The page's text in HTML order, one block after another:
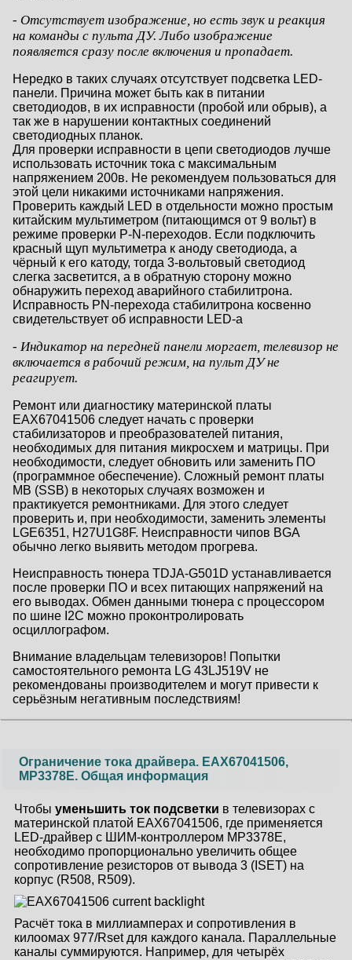
- Отсутствует изображение, но есть звук и реакция
на команды с пульта ДУ. Либо изображение
появляется сразу после включения и пропадает.
Нередко в таких случаях отсутствует подсветка LED-
панели. Причина может быть как в питании
светодиодов, в их исправности (пробой или обрыв), а
так же в нарушении контактных соединений
светодиодных планок.
Для проверки исправности в цепи светодиодов лучше
использовать источник тока с максимальным
напряжением 200в. Не рекомендуем пользоваться для
этой цели никакими источниками напряжения.
Проверить каждый LED в отдельности можно простым
китайским мультиметром (питающимся от 9 вольт) в
режиме проверки P-N-переходов. Если подключить
красный щуп мультиметра к аноду светодиода, а
чёрный к его катоду, тогда 3-вольтовый светодиод
слегка засветится, а в обратную сторону можно
обнаружить переход аварийного стабилитрона.
Исправность PN-перехода стабилитрона косвенно
свидетельствует об исправности LED-a
- Индикатор на передней панели моргает, телевизор не
включается в рабочий режим, на пульт ДУ не
реагирует.
Ремонт или диагностику материнской платы
EAX67041506 следует начать с проверки
стабилизаторов и преобразователей питания,
необходимых для питания микросхем и матрицы. При
необходимости, следует обновить или заменить ПО
(программное обеспечение). Сложный ремонт платы
MB (SSB) в некоторых случаях возможен и
практикуется ремонтниками. Для этого следует
проверить и, при необходимости, заменить элементы
LGE6351, H27U1G8F. Неисправности чипов BGA
обычно легко выявить методом прогрева.
Неисправность тюнера TDJA-G501D устанавливается
после проверки ПО и всех питающих напряжений на
его выводах. Обмен данными тюнера с процессором
по шине I2C можно проконтролировать
осциллографом.
Внимание владельцам телевизоров! Попытки
самостоятельного ремонта LG 43LJ519V не
рекомендованы производителем и могут привести к
серьёзным негативным последствиям!
Ограничение тока драйвера. EAX67041506,
MP3378E. Общая информация
Чтобы уменьшить ток подсветки в телевизорах с
материнской платой EAX67041506, где применяется
LED-драйвер с ШИМ-контроллером MP3378E,
необходимо пропорционально увеличить общее
сопротивление резисторов от вывода 3 (ISET) на
корпус (R508, R509).
Расчёт тока в миллиамперах и сопротивления в
килоомах 977/Rset для каждого канала. Параллельные
каналы суммируются. Например, для четырёх